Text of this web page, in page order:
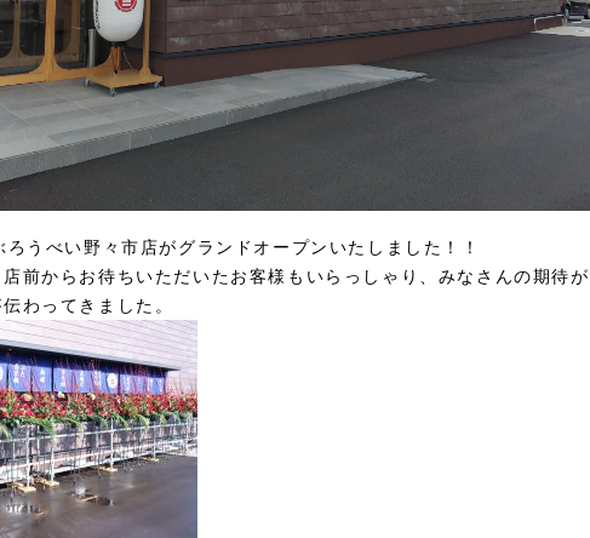
うべい野々市店がグランドオープンいたしました！！
前からお待ちいただいたお客様もいらっしゃり、みなさんの期待が
わってきました。